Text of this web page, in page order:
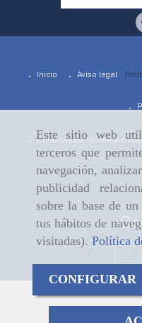
Este sitio web
terceros que
navegación,
publicidad
sobre la base de
tus hábitos de
visitadas). Política
CONFIGURAR
Inicio Aviso legal
Condiciones de venta